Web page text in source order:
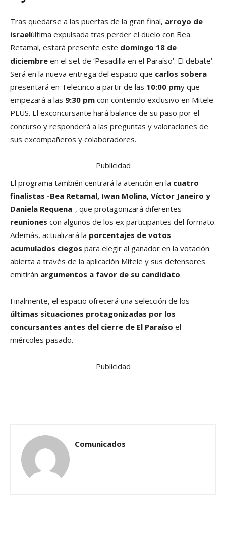
Tras quedarse a las puertas de la gran final, arroyo de
israelúltima expulsada tras perder el duelo con Bea
Retamal, estará presente este domingo 18 de
diciembre en el set de ‘Pesadilla en el Paraíso’. El debate’.
Será en la nueva entrega del espacio que carlos sobera
presentará en Telecinco a partir de las 10:00 pmy que
empezará a las 9:30 pm con contenido exclusivo en Mitele
PLUS. El exconcursante hará balance de su paso por el
concurso y responderá a las preguntas y valoraciones de
sus excompañeros y colaboradores.
Publicidad
El programa también centrará la atención en la cuatro
finalistas -Bea Retamal, Iwan Molina, Víctor Janeiro y
Daniela Requena-, que protagonizará diferentes
reuniones con algunos de los ex participantes del formato.
Además, actualizará la porcentajes de votos
acumulados ciegos para elegir al ganador en la votación
abierta a través de la aplicación Mitele y sus defensores
emitirán argumentos a favor de su candidato.
Finalmente, el espacio ofrecerá una selección de los
últimas situaciones protagonizadas por los
concursantes antes del cierre de El Paraíso el
miércoles pasado.
Publicidad
Comunicados